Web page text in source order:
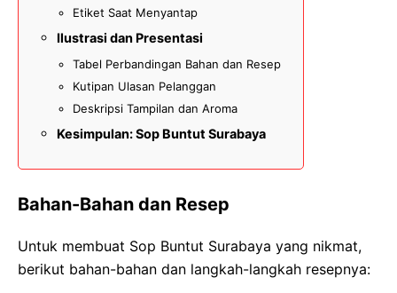
Etiket Saat Menyantap
Ilustrasi dan Presentasi
Tabel Perbandingan Bahan dan Resep
Kutipan Ulasan Pelanggan
Deskripsi Tampilan dan Aroma
Kesimpulan: Sop Buntut Surabaya
Bahan-Bahan dan Resep
Untuk membuat Sop Buntut Surabaya yang nikmat,
berikut bahan-bahan dan langkah-langkah resepnya: